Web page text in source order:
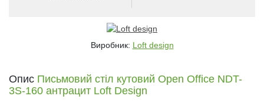
Виробник: Loft design
Опис Письмовий стіл кутовий Open Office NDT-
3S-160 антрацит Loft Design